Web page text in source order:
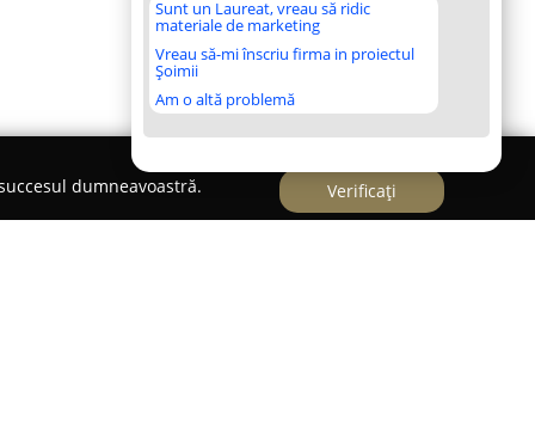
Sunt un Laureat, vreau să ridic
materiale de marketing
Vreau să-mi înscriu firma in proiectul
Șoimii
Am o altă problemă
dumneavoastră. Verificați